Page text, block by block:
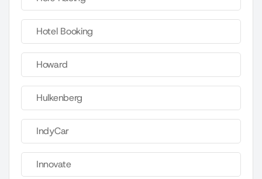
Hotel Booking
Howard
Hulkenberg
IndyCar
Innovate